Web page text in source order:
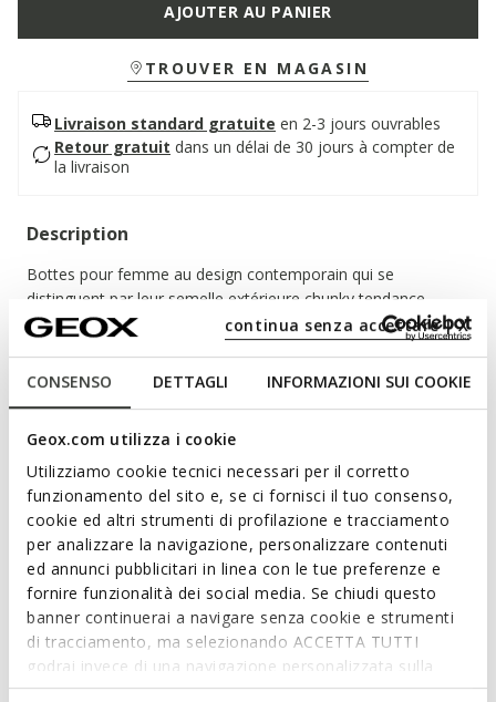
CONSENSO DETTAGLI INFORMAZIONI SUI COOKIE
Geox.com utilizza i cookie
Utilizziamo cookie tecnici necessari per il corretto
funzionamento del sito e, se ci fornisci il tuo consenso,
cookie ed altri strumenti di profilazione e tracciamento
per analizzare la navigazione, personalizzare contenuti
ed annunci pubblicitari in linea con le tue preferenze e
fornire funzionalità dei social media. Se chiudi questo
banner continuerai a navigare senza cookie e strumenti
di tracciamento, ma selezionando ACCETTA TUTTI
godrai invece di una navigazione personalizzata sulla
base dei tuoi gusti ed interessi. Selezionando
continua senza accettare | X
AJOUTER AU PANIER
TROUVER EN MAGASIN
Livraison standard gratuite en 2-3 jours ouvrables
Retour gratuit dans un délai de 30 jours à compter de
la livraison
Description
Bottes pour femme au design contemporain qui se
distinguent par leur semelle extérieure chunky tendance.
Réalisées en cuir velours souple marron foncé avec des
inserts en microfibre stretch, ces chaussures garantissent un
chaussant parfait. Les Norize sont l’accessoire idéal pour
compléter avec style les looks urbains de tous les jours, en
CODE PRODUIT:D564ZB022JZC6006
Lire plus
Caractéristiques
Enfilage facile et rapide
Hauteur du talon: 4 cm / 1,6"
Élastique sur la tige pour un enfilage facile
La circonférence de la jambière est de 34.5 cm / 13.58"
pour la pointure 37 EU